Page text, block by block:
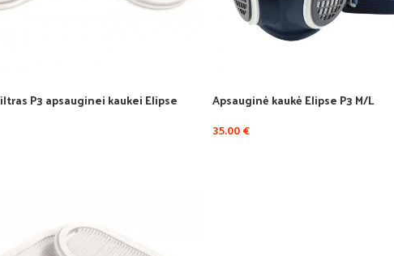
P3 apsauginei kaukei Elipse Apsauginė kaukė Elipse P3 M/L
35.00€